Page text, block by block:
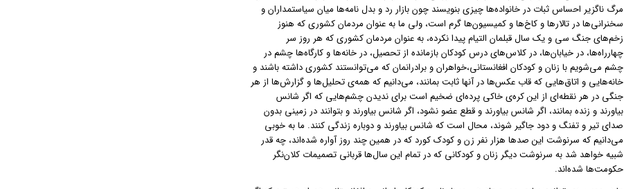
مرگ ناگزیر احساس ثبات در خانواده‌ها چیزی بنویسند چون بازار رد و بدل نامه‌ها میان سیاستمداران و
سخنرانی‌ها در تالارها و کاخ‌ها و کمیسیون‌ها گرم است، ولی ما به عنوان مردمان کشوری که هنوز
زخم‌های جنگ سی و یک سال قبلمان التیام پیدا نکرده، به عنوان مردمان کشوری که هر روز سر
چهارراه‌ها، در خیابان‌ها، در کلاس‌های درس کودکان بازمانده از تحصیل، در خانه‌ها و کارگاه‌ها چشم در
چشم می‌شویم با زنان و کودکان افغانستانی،خواهران و برادرانمان که می‌توانستند کشوری داشته باشند و
خانه‌هایی و اتاق‌هایی که قاب عکس‌ها در آنها ثابت بمانند، می‌دانیم که همه‌ی تحلیل‌ها و گزارش‌ها از هر
جنگی در هر نقطه‌ای از این کره‌ی خاکی پرده‌ای ضخیم است برای ندیدن چشم‌هایی که اگر شانس
بیاورند و زنده بمانند، اگر شانس بیاورند و قطع عضو نشود، اگر شانس بیاورند و بتوانند در زمینی بدون
صدای تیر و تفنگ و دود جاگیر شوند، محال است که شانس بیاورند و دوباره زندگی کنند. ما به خوبی
می‌دانیم که سرنوشت این صدها هزار نفر زن و کودک کورد که در همین چند روز آواره شده‌اند، چه قدر
شبیه خواهد شد به سرنوشت دیگر زنان و کودکانی که در تمام این سال‌ها قربانی تصمیمات کلان‌نگر
حکومت‌ها شده‌اند.